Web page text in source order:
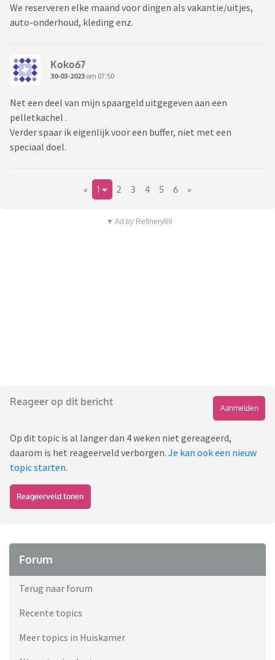
We reserveren elke maand voor dingen als vakantie/uitjes,
auto-onderhoud, kleding enz.
Koko67
30-03-2023 om 07:50
Net een deel van mijn spaargeld uitgegeven aan een
pelletkachel .
Verder spaar ik eigenlijk voor een buffer, niet met een
speciaal doel.
« 1 2 3 4 5 6 »
▼ Ad by Refinery89
Reageer op dit bericht
Aanmelden
Op dit topic is al langer dan 4 weken niet gereageerd,
daarom is het reageerveld verborgen. Je kan ook een nieuw
topic starten.
Reageerveld tonen
Forum
Terug naar forum
Recente topics
Meer topics in Huiskamer